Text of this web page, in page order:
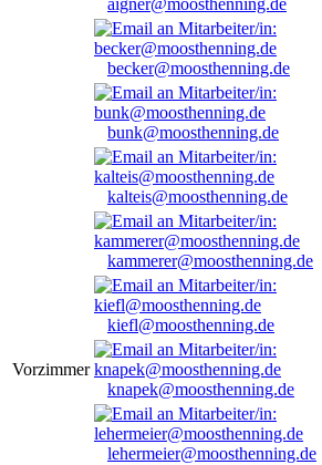
aigner@moosthenning.de
becker@moosthenning.de
bunk@moosthenning.de
kalteis@moosthenning.de
kammerer@moosthenning.de
kiefl@moosthenning.de
Vorzimmer
knapek@moosthenning.de
lehermeier@moosthenning.de